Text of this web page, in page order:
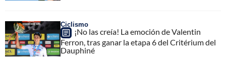
Ciclismo
¡No las creía! La emoción de Valentin
Ferron, tras ganar la etapa 6 del Critérium del
Dauphiné